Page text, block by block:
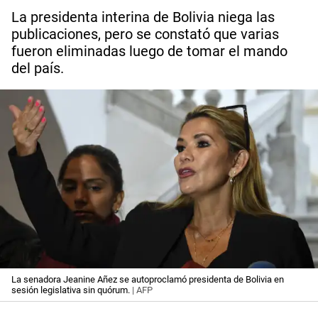
La presidenta interina de Bolivia niega las
publicaciones, pero se constató que varias
fueron eliminadas luego de tomar el mando
del país.
La senadora Jeanine Añez se autoproclamó presidenta de Bolivia en
sesión legislativa sin quórum. | AFP